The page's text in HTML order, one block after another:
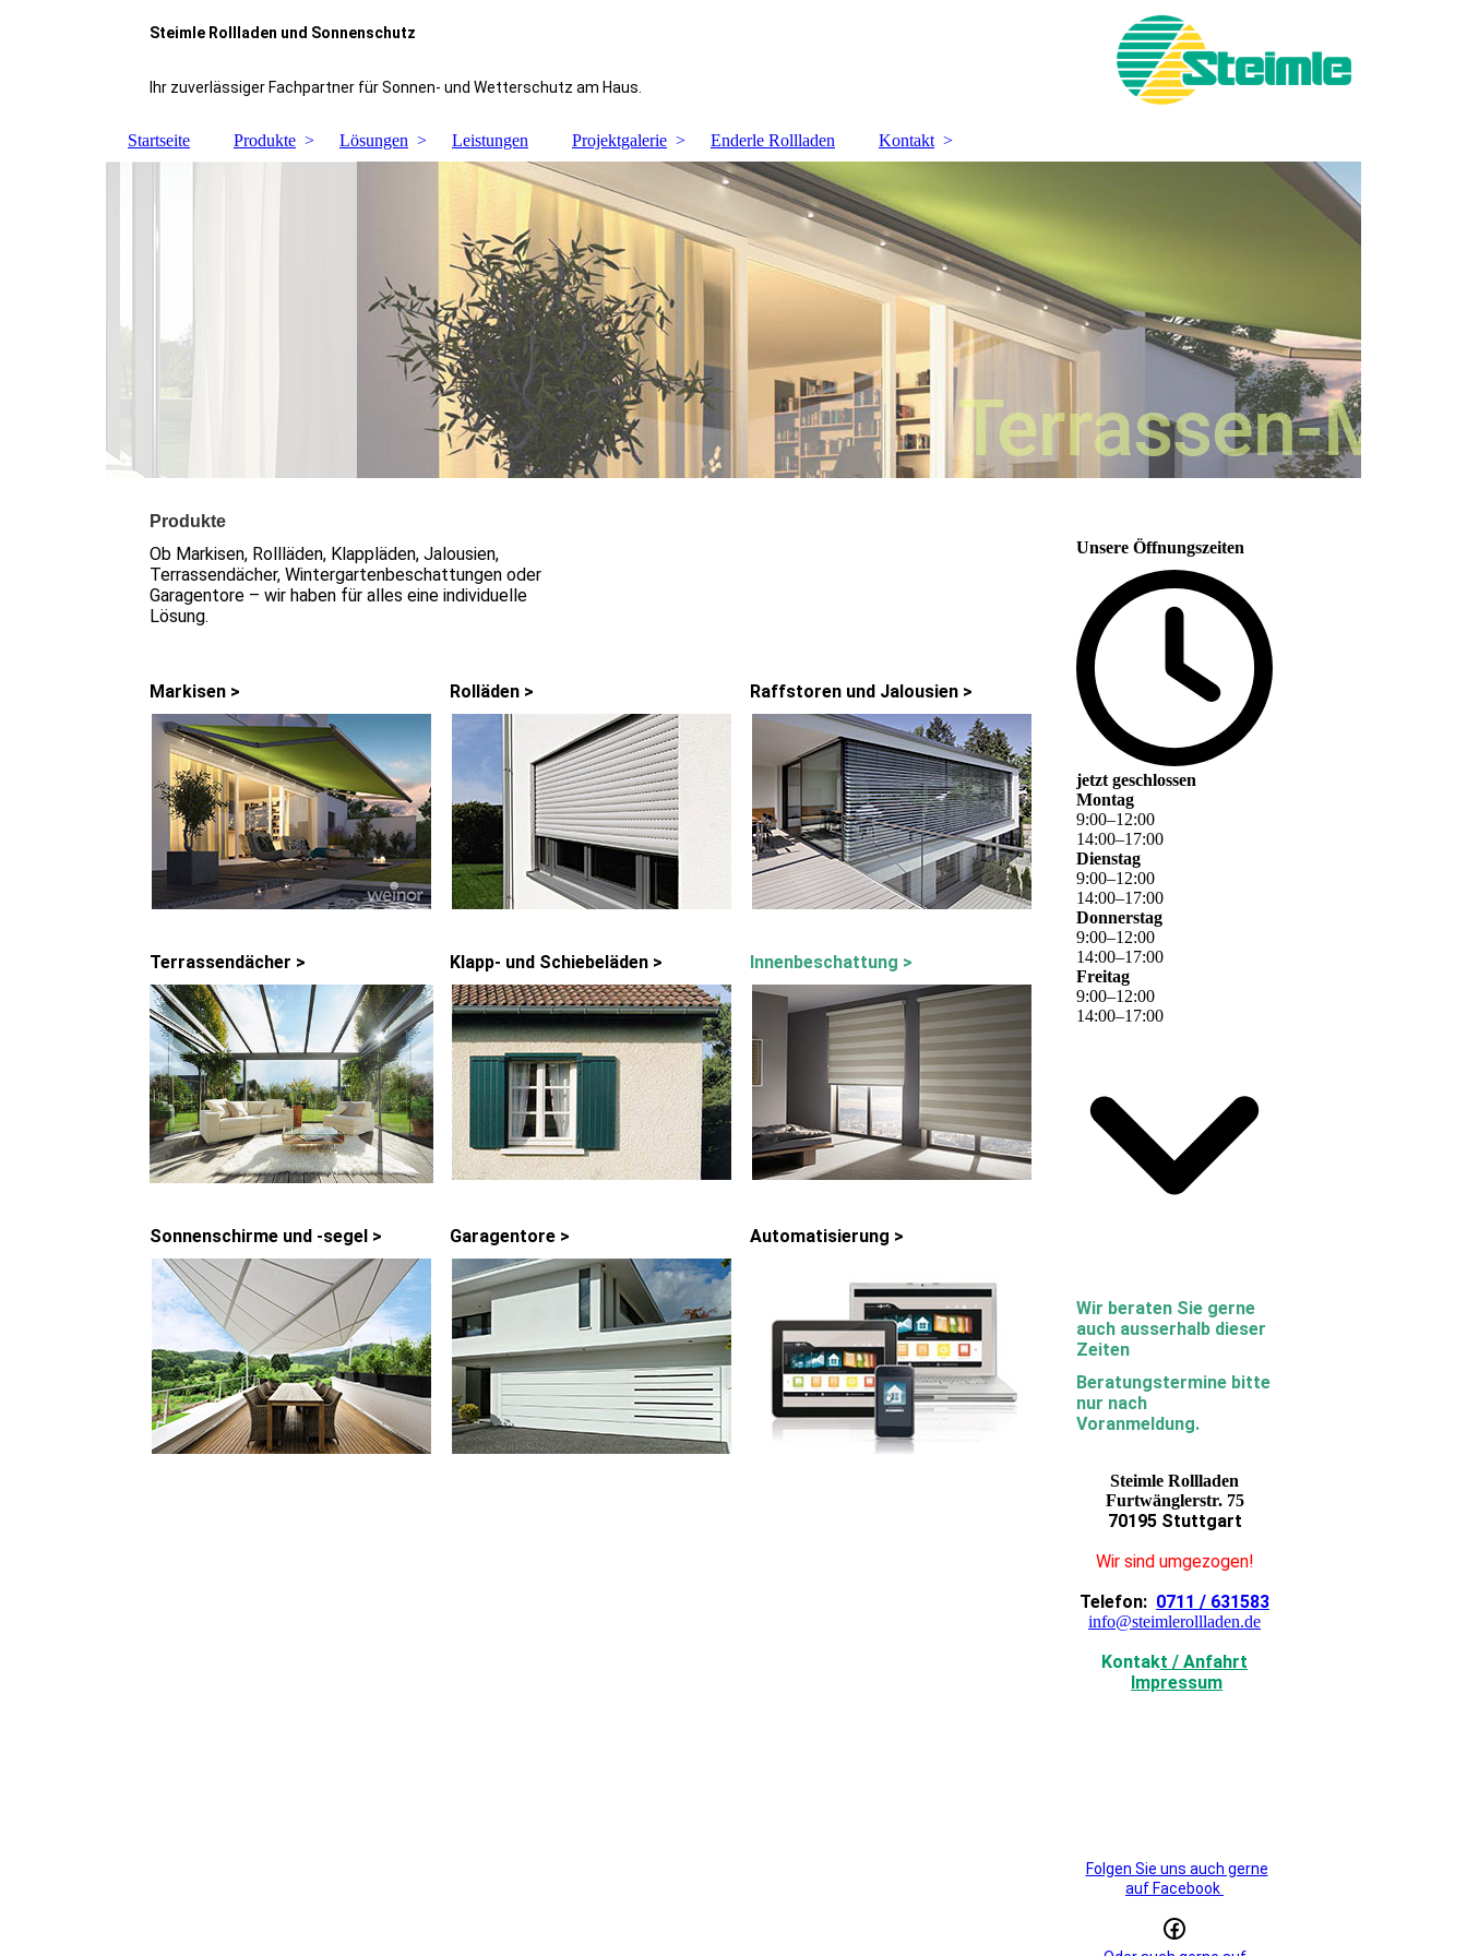
Steimle Rollladen und Sonnenschutz
Ihr zuverlässiger Fachpartner für Sonnen- und Wetterschutz am Haus.
Startseite Produkte Lösungen Leistungen Projektgalerie Enderle Rollladen Kontakt
Produkte
Ob Markisen, Rollläden, Klappläden, Jalousien,
Terrassendächer, Wintergartenbeschattungen oder
Garagentore – wir haben für alles eine individuelle
Lösung.
Markisen > Rolläden > Raffstoren und Jalousien >
Terrassendächer > Klapp- und Schiebeläden > Innenbeschattung >
Sonnenschirme und -segel > Garagentore > Automatisierung >
Unsere Öffnungszeiten
jetzt geschlossen
Montag
9:00–12:00
14:00–17:00
Dienstag
9:00–12:00
14:00–17:00
Donnerstag
9:00–12:00
14:00–17:00
Freitag
9:00–12:00
14:00–17:00
Wir beraten Sie gerne
auch ausserhalb dieser
Zeiten
Beratungstermine bitte
nur nach
Voranmeldung.
Steimle Rollladen
Furtwänglerstr. 75
70195 Stuttgart
Wir sind umgezogen!
Telefon: 0711 / 631583
info@steimlerollladen.de
Kontakt / Anfahrt
Impressum
Folgen Sie uns auch gerne
auf Facebook